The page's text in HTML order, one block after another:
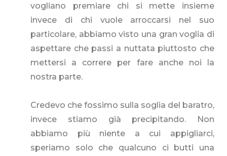
vogliano premiare chi si mette insieme
invece di chi vuole arroccarsi nel suo
particolare, abbiamo visto una gran voglia di
aspettare che passi a nuttata piuttosto che
mettersi a correre per fare anche noi la
nostra parte.
Credevo che fossimo sulla soglia del baratro,
invece stiamo già precipitando. Non
abbiamo più niente a cui appigliarci,
speriamo solo che qualcuno ci butti una